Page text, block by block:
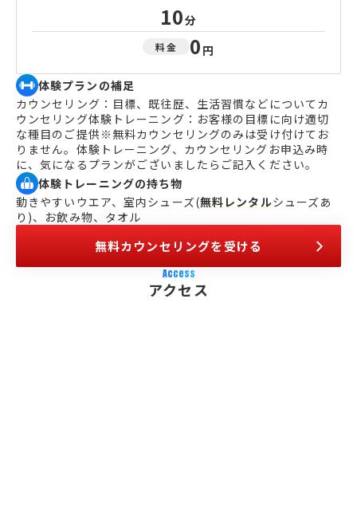
10分
料金 0 円
体験プランの補足
カウンセリング：目標、既往歴、生活習慣などについてカ
ウンセリング体験トレーニング：お客様の目標に向け適切
な種目のご提供※無料カウンセリングのみは受け付けてお
りません。体験トレーニング、カウンセリングお申込み時
に、気になるプランがございましたらご記入ください。
体験トレーニングの持ち物
動きやすいウエア、室内シューズ(無料レンタルシューズあ
り)、お飲み物、タオル
無料カウンセリングを受ける
Access
アクセス